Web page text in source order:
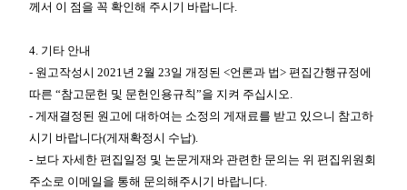
께서 이 점을 꼭 확인해 주시기 바랍니다.
4. 기타 안내
- 원고작성시 2021년 2월 23일 개정된 <언론과 법> 편집간행규정에
따른 “참고문헌 및 문헌인용규칙”을 지켜 주십시오.
- 게재결정된 원고에 대하여는 소정의 게재료를 받고 있으니 참고하
시기 바랍니다(게재확정시 수납).
- 보다 자세한 편집일정 및 논문게재와 관련한 문의는 위 편집위원회
주소로 이메일을 통해 문의해주시기 바랍니다.